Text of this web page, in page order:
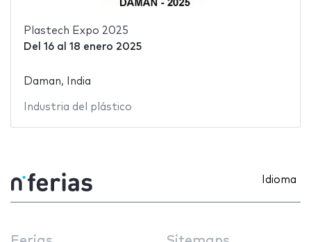
Plastech Expo 2025
Del 16al 18 enero 2025
Daman, India
Industria del plástico
Idioma